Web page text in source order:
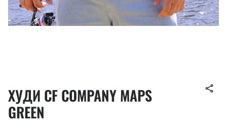
ХУДИ CF COMPANY MAPS
GREEN